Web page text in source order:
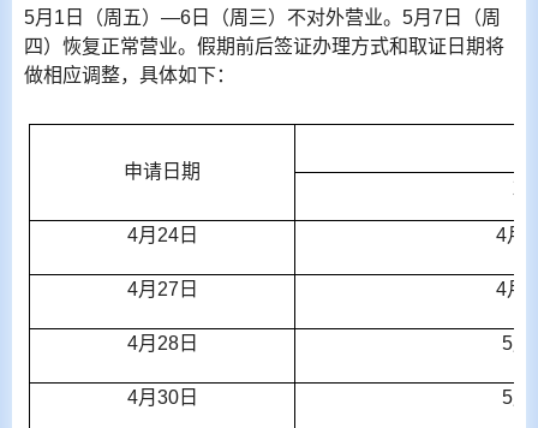
5月 1 日（周五）—6 日（周三）不对外营业。 5月 7 日（周
四）恢复正常营业。假期前后签证办理方式和取证日期将
做相应调整，具体如下：
申请日期
加
4月 24日 4月
4月 27 日 4月
4月 28日 5月
4月 30日 5月